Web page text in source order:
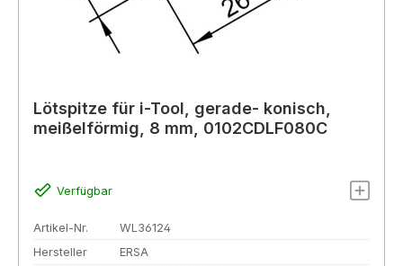
Lötspitze für i-Tool, gerade- konisch,
meißelförmig, 8 mm, 0102CDLF080C
Verfügbar
Artikel-Nr.
WL36124
Hersteller
ERSA